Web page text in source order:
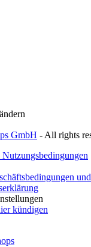
GmbH - All rights
kündigen